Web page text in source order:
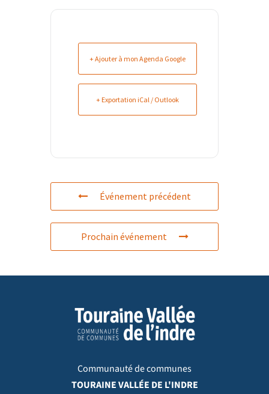
+ Ajouter à mon Agenda Google
+ Exportation iCal / Outlook
Événement précédent
Prochain événement
Communauté de communes
TOURAINE VALLÉE DE L'INDRE